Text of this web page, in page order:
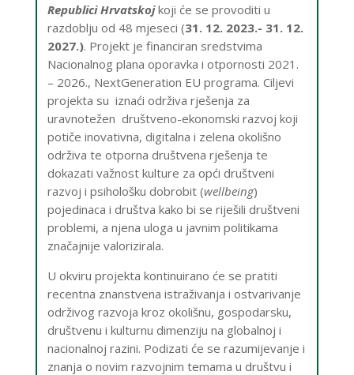
Republici Hrvatskojkoji će se provoditi u
razdoblju od 48 mjeseci (31. 12. 2023.- 31. 12.
2027.). Projekt je financiran sredstvima
Nacionalnog plana oporavka i otpornosti 2021.
– 2026., NextGeneration EU programa. Ciljevi
projekta su iznaći održiva rješenja za
uravnotežen društveno-ekonomski razvoj koji
potiče inovativna, digitalna i zelena okolišno
održiva te otporna društvena rješenja te
dokazati važnost kulture za opći društveni
razvoj i psihološku dobrobit (wellbeing)
pojedinaca i društva kako bi se riješili društveni
problemi, a njena uloga u javnim politikama
značajnije valorizirala.
U okviru projekta kontinuirano će se pratiti
recentna znanstvena istraživanja i ostvarivanje
održivog razvoja kroz okolišnu, gospodarsku,
društvenu i kulturnu dimenziju na globalnoj i
nacionalnoj razini. Podizati će se razumijevanje i
znanja o novim razvojnim temama u društvu i